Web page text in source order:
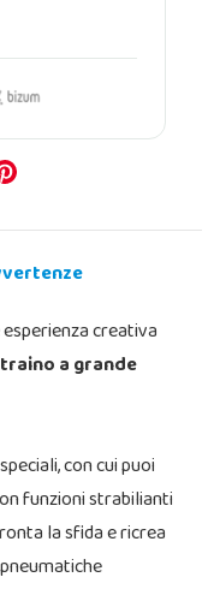
creativa
a grande
con cui puoi
funzioni strabilianti
la sfida e ricrea